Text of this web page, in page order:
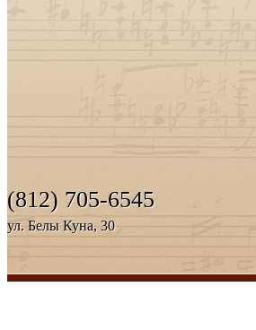
(812) 705-6545
ул. Белы Куна, 30